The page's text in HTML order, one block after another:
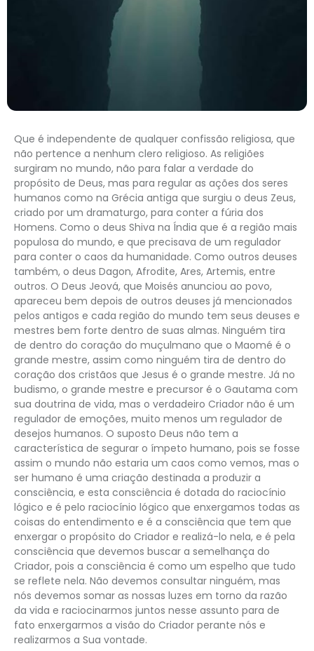
Que é independente de qualquer confissão religiosa, que
não pertence a nenhum clero religioso. As religiões
surgiram no mundo, não para falar a verdade do
propósito de Deus, mas para regular as ações dos seres
humanos como na Grécia antiga que surgiu o deus Zeus,
criado por um dramaturgo, para conter a fúria dos
Homens. Como o deus Shiva na Índia que é a região mais
populosa do mundo, e que precisava de um regulador
para conter o caos da humanidade. Como outros deuses
também, o deus Dagon, Afrodite, Ares, Artemis, entre
outros. O Deus Jeová, que Moisés anunciou ao povo,
apareceu bem depois de outros deuses já mencionados
pelos antigos e cada região do mundo tem seus deuses e
mestres bem forte dentro de suas almas. Ninguém tira
de dentro do coração do muçulmano que o Maomé é o
grande mestre, assim como ninguém tira de dentro do
coração dos cristãos que Jesus é o grande mestre. Já no
budismo, o grande mestre e precursor é o Gautama com
sua doutrina de vida, mas o verdadeiro Criador não é um
regulador de emoções, muito menos um regulador de
desejos humanos. O suposto Deus não tem a
característica de segurar o ímpeto humano, pois se fosse
assim o mundo não estaria um caos como vemos, mas o
ser humano é uma criação destinada a produzir a
consciência, e esta consciência é dotada do raciocínio
lógico e é pelo raciocínio lógico que enxergamos todas as
coisas do entendimento e é a consciência que tem que
enxergar o propósito do Criador e realizá-lo nela, e é pela
consciência que devemos buscar a semelhança do
Criador, pois a consciência é como um espelho que tudo
se reflete nela. Não devemos consultar ninguém, mas
nós devemos somar as nossas luzes em torno da razão
da vida e raciocinarmos juntos nesse assunto para de
fato enxergarmos a visão do Criador perante nós e
realizarmos a Sua vontade.